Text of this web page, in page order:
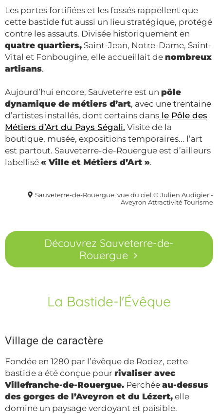
Les portes fortifiées et les fossés rappellent que
cette bastide fut aussi un lieu stratégique, protégé
contre les assauts. Divisée historiquement en
quatre quartiers, Saint-Jean, Notre-Dame, Saint-
Vital et Fonbougine, elle accueillait de nombreux
artisans.
Aujourd’hui encore, Sauveterre est un pôle
dynamique de métiers d’art, avec une trentaine
d’artistes installés, dont certains dans le Pôle des
Métiers d’Art du Pays Ségali. Visite de la
boutique, musée, expositions temporaires... l’art
est partout. Sauveterre-de-Rouergue est d’ailleurs
labellisé « Ville et Métiers d’Art ».
Sauveterre-de-Rouergue, vue du ciel © Julien Audigier -
Aveyron Attractivité Tourisme
Découvrez Sauveterre-de-
Rouergue
La Bastide-l'Évêque
Village de caractère
Fondée en 1280 par l’évêque de Rodez, cette
bastide a été conçue pour rivaliser avec
Villefranche-de-Rouergue. Perchée au-dessus
des gorges de l’Aveyron et du Lézert, elle
domine un paysage verdoyant et paisible.